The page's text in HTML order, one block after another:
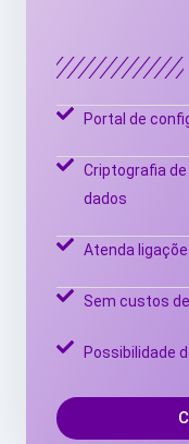
Portal de
Criptografia
dados
Atenda
Sem custos
Possibilidade